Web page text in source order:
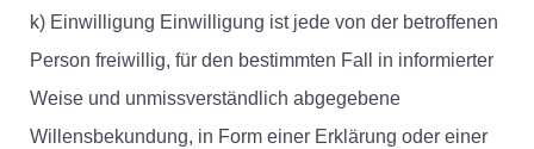
k) Einwilligung Einwilligung ist jede von der betroffenen
Person freiwillig, für den bestimmten Fall in informierter
Weise und unmissverständlich abgegebene
Willensbekundung, in Form einer Erklärung oder einer